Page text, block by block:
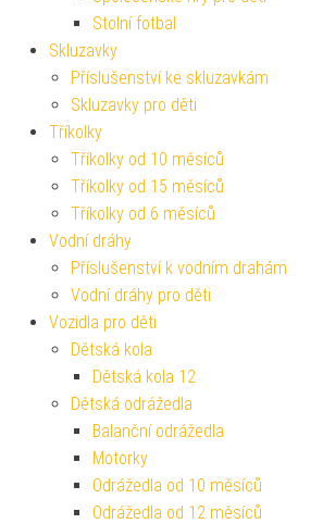
Stolní fotbal
Skluzavky
Příslušenství ke skluzavkám
Skluzavky pro děti
Tříkolky
Tříkolky od 10 měsíců
Tříkolky od 15 měsíců
Tříkolky od 6 měsíců
Vodní dráhy
Příslušenství k vodním drahám
Vodní dráhy pro děti
Vozidla pro děti
Dětská kola
Dětská kola 12
Dětská odrážedla
Balanční odrážedla
Motorky
Odrážedla od 10 měsíců
Odrážedla od 12 měsíců